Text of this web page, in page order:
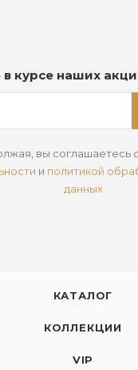
в курсе наших
вы соглашаетесь с
и политикой
данных
КАТАЛОГ
КОЛЛЕКЦИИ
VIP